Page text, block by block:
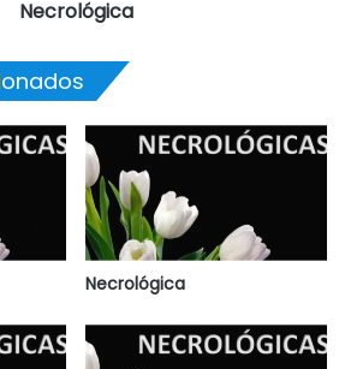
Necrológica
Necrológica